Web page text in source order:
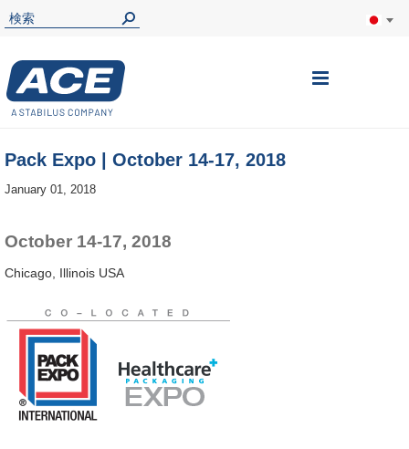
ナ
Pack Expo | October 14-17, 2018
January 01, 2018
October 14-17, 2018
Chicago, Illinois USA